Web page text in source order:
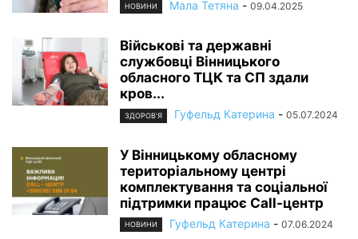
НОВИНИ Мала Тетяна - 09.04.2025
Військові та державні
службовці Вінницького
обласного ТЦК та СП здали
кров...
ЗДОРОВ'Я Гуфельд Катерина - 05.07.2024
У Вінницькому обласному
територіальному центрі
комплектування та соціальної
підтримки працює Call-центр
НОВИНИ Гуфельд Катерина - 07.06.2024